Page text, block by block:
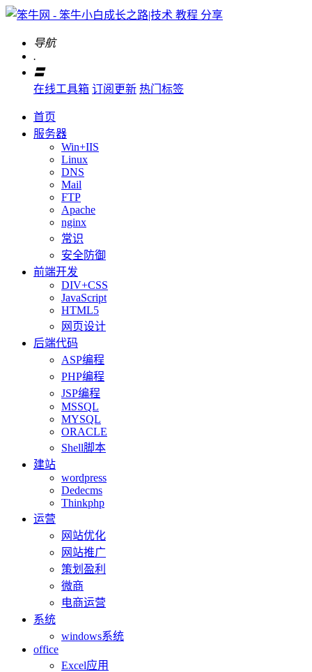
导航
.
〓
在线工具箱 订阅更新 热门标签
首页
服务器
Win+IIS
Linux
DNS
Mail
FTP
Apache
nginx
常识
安全防御
前端开发
DIV+CSS
JavaScript
HTML5
网页设计
后端代码
ASP编程
PHP编程
JSP编程
MSSQL
MYSQL
ORACLE
Shell脚本
建站
wordpress
Dedecms
Thinkphp
运营
网站优化
网站推广
策划盈利
微商
电商运营
系统
windows系统
office
Excel应用